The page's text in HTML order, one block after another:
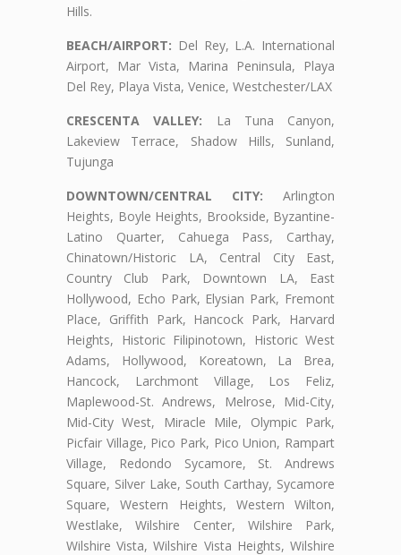
Hills.
BEACH/AIRPORT: Del Rey, L.A. International
Airport, Mar Vista, Marina Peninsula, Playa
Del Rey, Playa Vista, Venice, Westchester/LAX
CRESCENTA VALLEY: La Tuna Canyon,
Lakeview Terrace, Shadow Hills, Sunland,
Tujunga
DOWNTOWN/CENTRAL CITY: Arlington
Heights, Boyle Heights, Brookside, Byzantine-
Latino Quarter, Cahuega Pass, Carthay,
Chinatown/Historic LA, Central City East,
Country Club Park, Downtown LA, East
Hollywood, Echo Park, Elysian Park, Fremont
Place, Griffith Park, Hancock Park, Harvard
Heights, Historic Filipinotown, Historic West
Adams, Hollywood, Koreatown, La Brea,
Hancock, Larchmont Village, Los Feliz,
Maplewood-St. Andrews, Melrose, Mid-City,
Mid-City West, Miracle Mile, Olympic Park,
Picfair Village, Pico Park, Pico Union, Rampart
Village, Redondo Sycamore, St. Andrews
Square, Silver Lake, South Carthay, Sycamore
Square, Western Heights, Western Wilton,
Westlake, Wilshire Center, Wilshire Park,
Wilshire Vista, Wilshire Vista Heights, Wilshire